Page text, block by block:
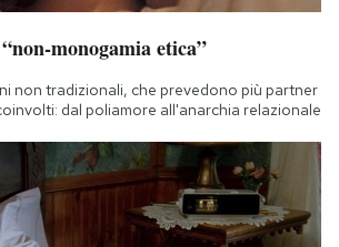
monogamia etica”
non tradizionali, che prevedono più partner
dal poliamore all'anarchia relazionale